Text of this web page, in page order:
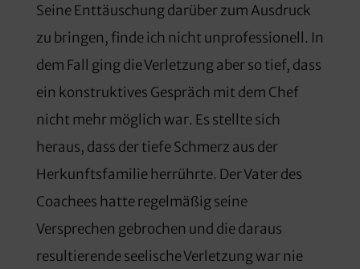
Seine Enttäuschung darüber zum Ausdruck
zu bringen, finde ich nicht unprofessionell. In
dem Fall ging die Verletzung aber so tief, dass
ein konstruktives Gespräch mit dem Chef
nicht mehr möglich war. Es stellte sich
heraus, dass der tiefe Schmerz aus der
Herkunftsfamilie herrührte. Der Vater des
Coachees hatte regelmäßig seine
Versprechen gebrochen und die daraus
resultierende seelische Verletzung war nie